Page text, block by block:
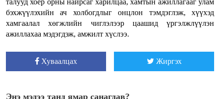
бэхжүүлэхийн ач холбогдлыг онцлон тэмдэглэж, хүүхэд
хамгаалал хөгжлийн чиглэлээр цаашид үргэлжлүүлэн
ажиллахаа мэдэгдэж, амжилт хүслээ.
Хуваалцах Жиргэх
Энэ мэдээ танд ямар санагдав?